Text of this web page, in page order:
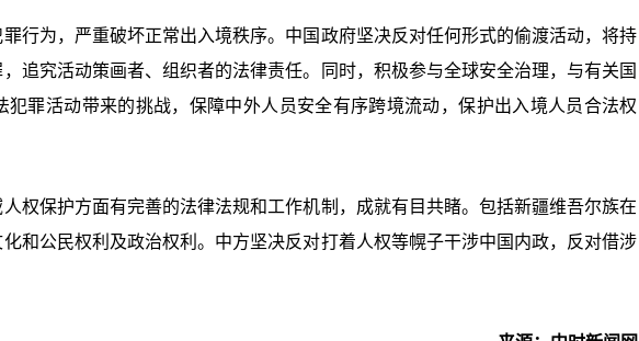
行为，严重破坏正常出入境秩序。中国政府坚决反对任何形式的偷渡活动，将持
追究活动策画者、组织者的法律责任。同时，积极参与全球安全治理，与有关国
罪活动带来的挑战，保障中外人员安全有序跨境流动，保护出入境人员合法权
权保护方面有完善的法律法规和工作机制，成就有目共睹。包括新疆维吾尔族在
和公民权利及政治权利。中方坚决反对打着人权等幌子干涉中国内政，反对借涉